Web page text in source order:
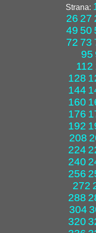
Strana:
26 27
49 50
72 73
95
112
128
144
160
176
192
208
224
240
256
272
288
304
320